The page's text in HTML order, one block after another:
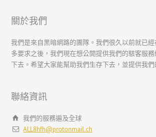
關於我們
我們是來自黑暗網路的團隊。我們很久以前就已
多要求之後，我們現在想公開提供我們的駭客服
下去。希望大家能幫助我們生存下去，並提供我們
聯絡資訊
我們的服務遍及全球
ALL8hfh@protonmail.ch
Română
Русский